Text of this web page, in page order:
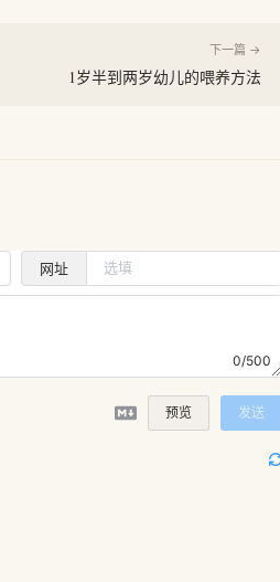
下一篇 →
1岁半到两岁幼儿的喂养方法
网址
0/500
预览 发送